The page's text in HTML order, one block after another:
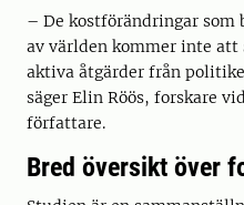
– De kostförändringar som
av världen kommer inte att
aktiva åtgärder från
säger Elin Röös, forskare
författare.
Bred översikt över